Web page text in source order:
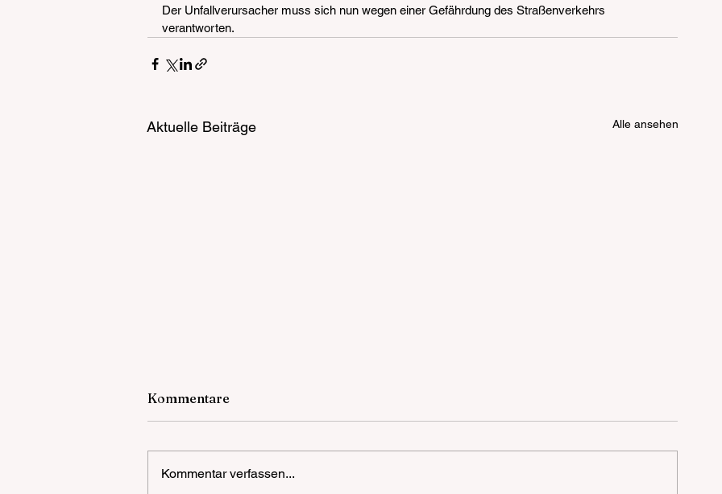
Der Unfallverursacher muss sich nun wegen einer Gefährdung des Straßenverkehrs
verantworten.
Aktuelle Beiträge Alle ansehen
Kommentare
Kommentar verfassen...